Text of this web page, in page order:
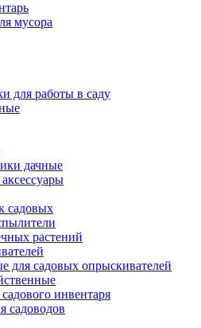
мусора
для работы в саду
дачные
садовых
растений
для садовых опрыскивателей
инвентаря
садоводов